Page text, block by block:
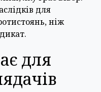
для
ніж
для